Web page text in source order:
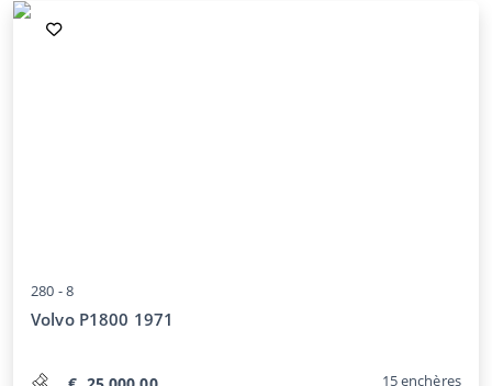
280 -8
Volvo P1800 1971
15enchères